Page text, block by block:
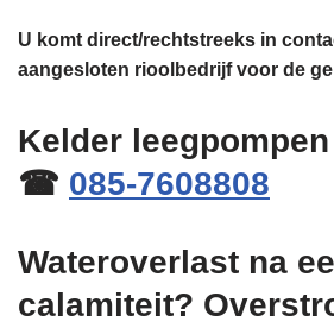
U komt direct/rechtstreeks in
aangesloten rioolbedrijf voor de
Kelder
☎ 085-7608808
Wateroverlast na
calamiteit?